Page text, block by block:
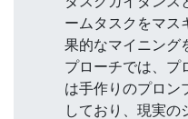
ームタスクをマス
果的なマイニング
プローチでは、プ
は手作りのプロン
しており、現実の